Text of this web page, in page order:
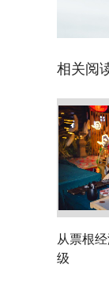
相关阅
从票根
级